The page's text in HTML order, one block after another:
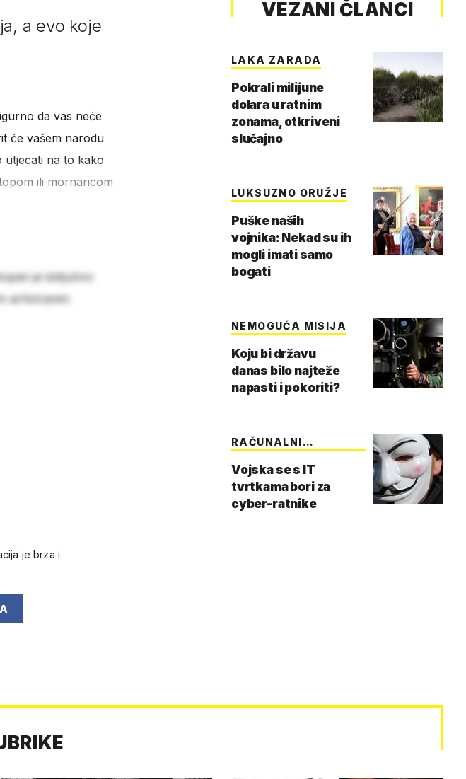
a evo koje
da vas neće
će vašem narodu
utjecati na to kako
ili mornaricom
je isključivo
arhiviranim
je brza i
VEZANI ČLANCI
LAKA ZARADA
Pokrali milijune
dolara u ratnim
zonama, otkriveni
slučajno
LUKSUZNO ORUŽJE
Puške naših
vojnika: Nekad su ih
mogli imati samo
bogati
NEMOGUĆA MISIJA
Koju bi državu
danas bilo najteže
napasti i pokoriti?
RAČUNALNI
Vojska se s IT
tvrtkama bori za
cyber-ratnike